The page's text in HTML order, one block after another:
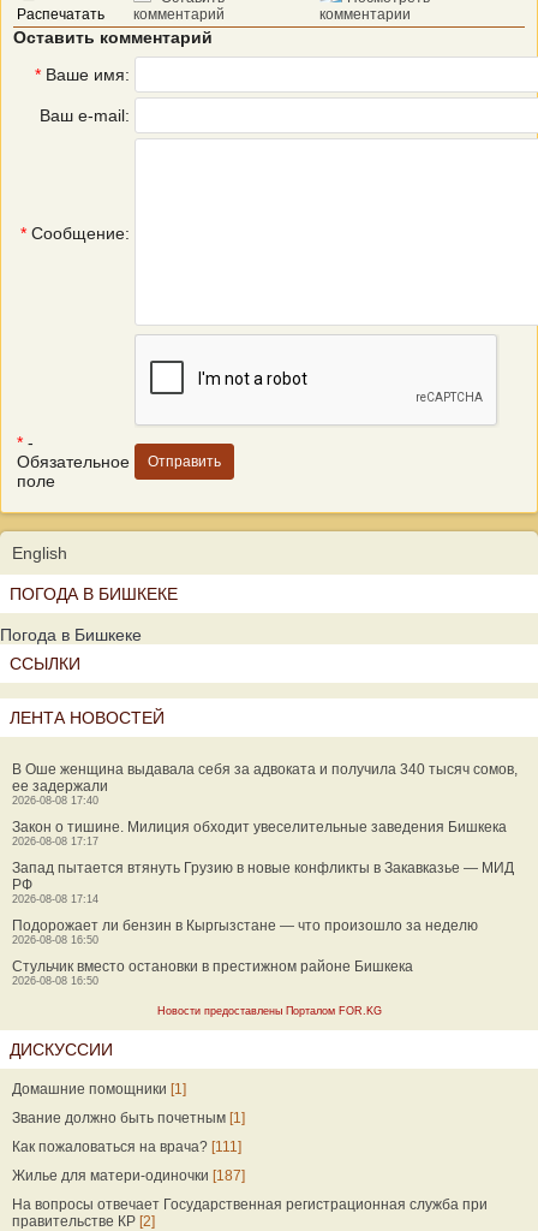
Распечатать
комментарий
комментарии
Оставить комментарий
* Ваше имя:
Ваш e-mail:
* Сообщение:
* -
Обязательное
поле
English
ПОГОДА В БИШКЕКЕ
Погода в Бишкеке
ССЫЛКИ
ЛЕНТА НОВОСТЕЙ
В Оше женщина выдавала себя за адвоката и получила 340 тысяч сомов,
ее задержали
2026-08-08 17:40
Закон о тишине. Милиция обходит увеселительные заведения Бишкека
2026-08-08 17:17
Запад пытается втянуть Грузию в новые конфликты в Закавказье — МИД
РФ
2026-08-08 17:14
Подорожает ли бензин в Кыргызстане — что произошло за неделю
2026-08-08 16:50
Стульчик вместо остановки в престижном районе Бишкека
2026-08-08 16:50
Новости предоставлены Порталом FOR.KG
ДИСКУССИИ
Домашние помощники [1]
Звание должно быть почетным [1]
Как пожаловаться на врача? [111]
Жилье для матери-одиночки [187]
На вопросы отвечает Государственная регистрационная служба при
правительстве КР [2]